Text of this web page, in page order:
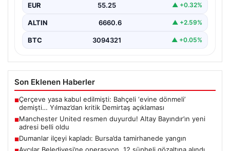
EUR 55.25 ▲ +0.32%
ALTIN 6660.6 ▲ +2.59%
BTC 3094321 ▲ +0.05%
Son Eklenen Haberler
■Çerçeve yasa kabul edilmişti: Bahçeli ‘evine dönmeli’
demişti… Yılmaz’dan kritik Demirtaş açıklaması
■Manchester United resmen duyurdu! Altay Bayındır’ın yeni
adresi belli oldu
■Dumanlar ilçeyi kapladı: Bursa’da tamirhanede yangın
Avcılar Belediyesi’ne operasyon. 12 şüpheli gözaltına alındı